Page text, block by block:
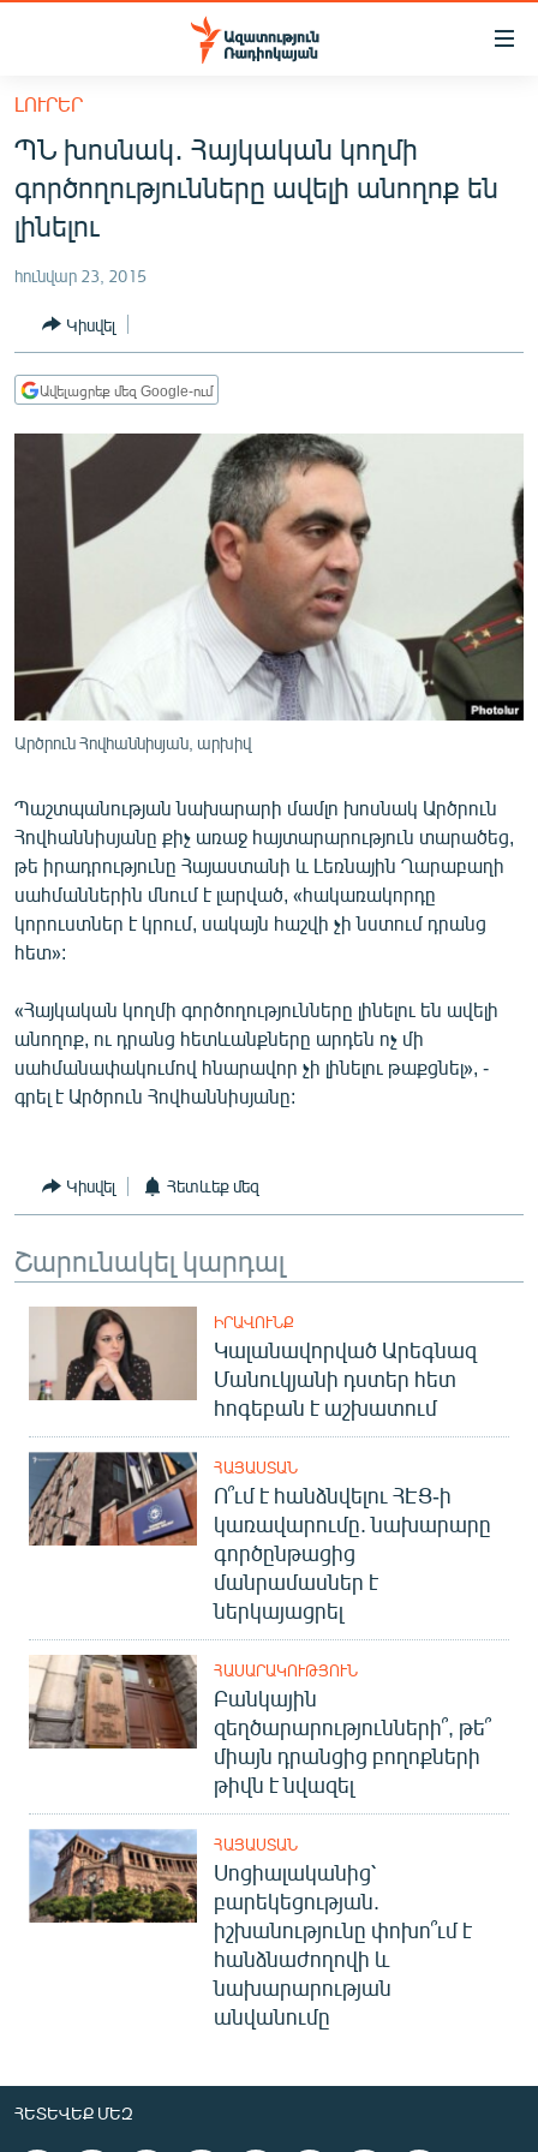
Մատչելիության
հիմնական
բովանդակությանը
հիմնական
մենյուին
ՀԱՅԱՍՏԱՆ
ՔԱՂԱՔԱԿԱՆ
ՀԱՍԱՐԱԿՈՒԹՅՈՒՆ
ՏՆՏԵՍՈՒԹՅՈՒՆ
ՂԱՐԱԲԱՂ
ՊԱՏԵՐԱԶՄԻ 6 ՇԱԲԱԹՆԵՐԸ
ՏԱՐԱԾԱՇՐՋԱՆ
ՄԻՋԱԶԳԱՅԻՆ
ՄՇԱԿՈՒՅԹ
ՍՊՈՐՏ
ՄԵԿՆԱԲԱՆՈՒԹՅՈՒՆ
ԱՐԽԻՎ
ՏԵՍԱՆՅՈՒԹԵՐ
ԲԱՆԱՎԵՃ
ՁԳՏԵԼՈՎ ԼԱՎԱԳՈՒՅՆԻՆ
Հայերեն
English
«Ազատության» բոլոր կայքերը
ԼՈՒՐԵՐ
ՊՆ խոսնակ․ Հայկական կողմի
գործողությունները ավելի անողոք են
լինելու
հունվար 23, 2015
Կիսվել
Ավելացրեք մեզ Google-ում
Արծրուն Հովհաննիսյան, արխիվ
Պաշտպանության նախարարի մամլո խոսնակ Արծրուն
Հովհաննիսյանը քիչ առաջ հայտարարություն տարածեց,
թե իրադրությունը Հայաստանի և Լեռնային Ղարաբաղի
սահմաններին մնում է լարված, «հակառակորդը
կորուստներ է կրում, սակայն հաշվի չի նստում դրանց
հետ»:
«Հայկական կողմի գործողությունները լինելու են ավելի
անողոք, ու դրանց հետևանքները արդեն ոչ մի
սահմանափակումով հնարավոր չի լինելու թաքցնել», -
գրել է Արծրուն Հովհաննիսյանը:
Կիսվել Հետևեք մեզ
Շարունակել կարդալ
ԻՐԱՎՈՒՆՔ
Կալանավորված Արեգնազ
Մանուկյանի դստեր հետ
հոգեբան է աշխատում
ՀԱՅԱՍՏԱՆ
Ո՞ւմ է հանձնվելու ՀԷՑ-ի
կառավարումը. նախարարը
գործընթացից
մանրամասներ է
ներկայացրել
ՀԱՍԱՐԱԿՈՒԹՅՈՒՆ
Բանկային
զեղծարարությունների՞, թե՞
միայն դրանցից բողոքների
թիվն է նվազել
ՀԱՅԱՍՏԱՆ
Սոցիալականից՝
բարեկեցության.
իշխանությունը փոխո՞ւմ է
հանձնաժողովի և
նախարարության
անվանումը
ՀԵՏԵՎԵՔ ՄԵԶ